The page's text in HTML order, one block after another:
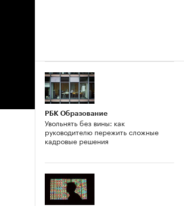
РБК Образование
Увольнять без вины: как
руководителю пережить сложные
кадровые решения